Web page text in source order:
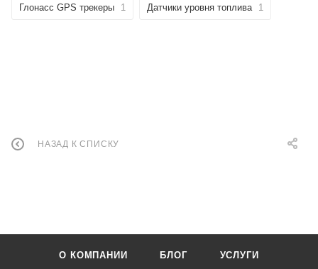
Глонасс GPS трекеры 1 Датчики уровня топлива 1
НАЗАД К СПИСКУ
О КОМПАНИИ БЛОГ УСЛУГИ